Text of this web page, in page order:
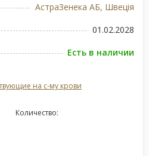
АстраЗенека АБ, Швеція
01.02.2028
Есть в наличии
на с-му крови
Количество: